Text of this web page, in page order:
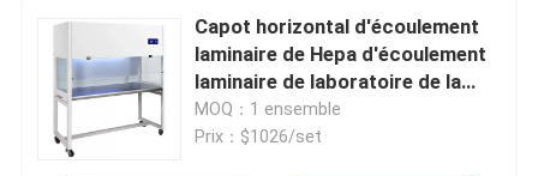
Capot horizontal d'écoulement
laminaire de Hepa d'écoulement
laminaire de laboratoire de la
classe 5 d'OIN
MOQ：1 ensemble
Prix：$1026/set